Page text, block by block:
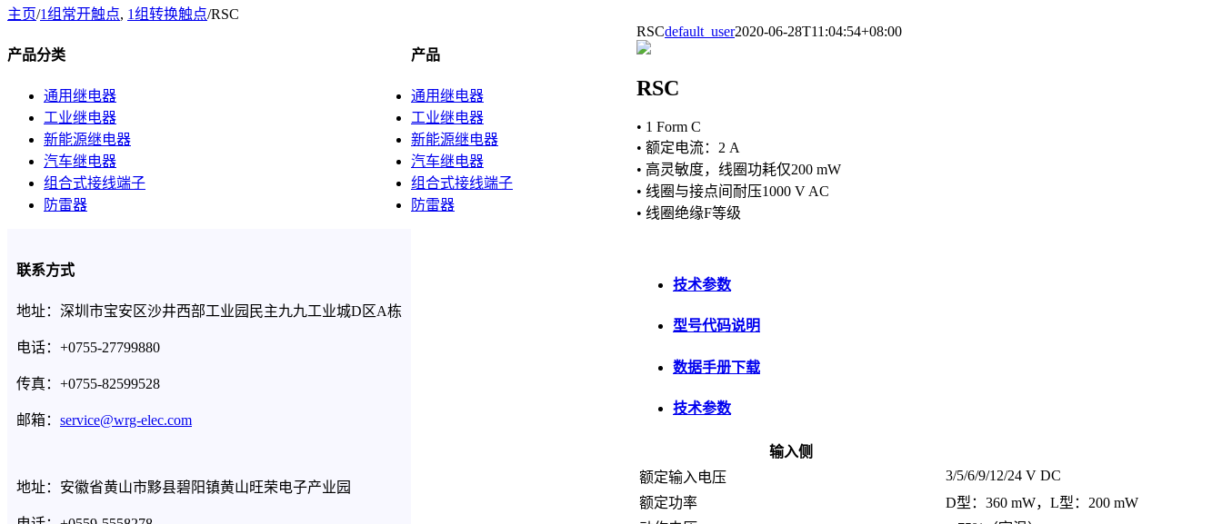
主页/1组常开触点, 1组转换触点/RSC
RSCdefault_user2020-06-28T11:04:54+08:00
RSC
• 1 Form C
• 额定电流：2 A
• 高灵敏度，线圈功耗仅200 mW
• 线圈与接点间耐压1000 V AC
• 线圈绝缘F等级
技术参数
型号代码说明
数据手册下载
技术参数
输入侧
额定输入电压
3/5/6/9/12/24 V DC
额定功率
D型：360 mW，L型：200 mW
产品分类
通用继电器
工业继电器
新能源继电器
汽车继电器
组合式接线端子
防雷器
联系方式
地址：深圳市宝安区沙井西部工业园民主九九工业城D区A栋
电话：+0755-27799880
传真：+0755-82599528
邮箱： service@wrg-elec.com
地址：安徽省黄山市黟县碧阳镇黄山旺荣电子产业园
产品
通用继电器
工业继电器
新能源继电器
汽车继电器
组合式接线端子
防雷器